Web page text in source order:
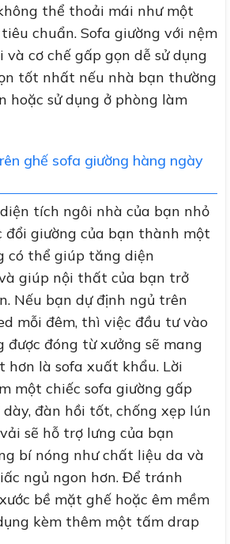
thể thoải mái như một
chuẩn. Sofa giường với nệm
và cơ chế gấp gọn dễ sử dụng
tốt nhất nếu nhà bạn thường
hoặc sử dụng ở phòng làm
ghế sofa giường hàng ngày
tích ngôi nhà của bạn nhỏ
đổi giường của bạn thành một
có thể giúp tăng diện
giúp nội thất của bạn trở
Nếu bạn dự định ngủ trên
mỗi đêm, thì việc đầu tư vào
được đóng từ xưởng sẽ mang
hơn là sofa xuất khẩu. Lời
một chiếc sofa giường gấp
đàn hồi tốt, chống xẹp lún
sẽ hỗ trợ lưng của bạn
bí nóng như chất liệu da và
ngủ ngon hơn. Để tránh
bề mặt ghế hoặc êm mềm
kèm thêm một tấm drap